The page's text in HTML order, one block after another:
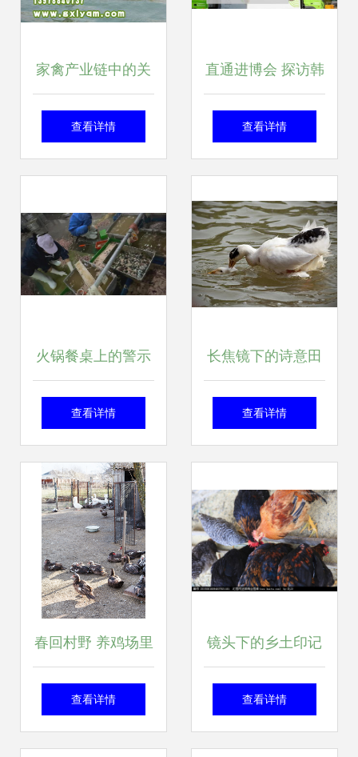
家禽产业链中的关
键一环 家禽批发与
应用
查看详情
直通进博会 探访韩
国绿色食品巨头圃
工厂与家禽产业的
可持续之道
查看详情
火锅餐桌上的警示
家禽食品安全最新
查看详情
长焦镜下的诗意田
园 EF 200mm
体验
查看详情
春回村野 养鸡场里
的鸭鹅协奏曲
查看详情
镜头下的乡土印记
用摄影定格土鸡的
查看详情